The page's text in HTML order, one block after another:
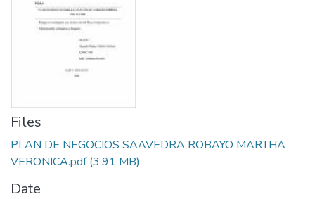
Files
PLAN DE NEGOCIOS SAAVEDRA ROBAYO MARTHA
VERONICA.pdf(3.91 MB)
Date